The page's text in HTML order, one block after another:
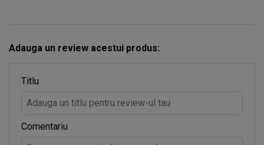
Adauga un review acestui produs:
Titlu
Comentariu